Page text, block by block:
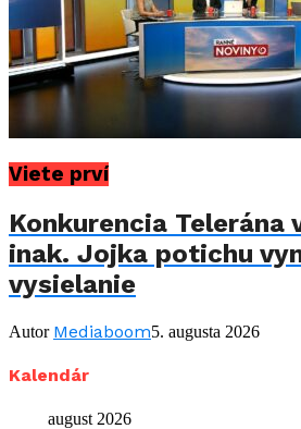
Viete prví
Konkurencia Telerána
inak. Jojka potichu
vysielanie
Autor Mediaboom5. augusta 2026
Kalendár
august 2026